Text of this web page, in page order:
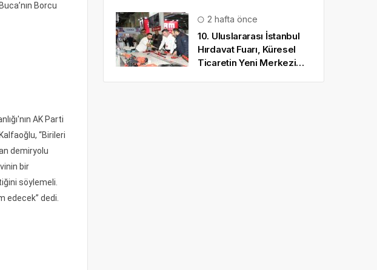
Borcu
AK Parti
“Birileri
demiryolu
bir
söylemeli.
edecek” dedi.
2 hafta önce
10. Uluslararası İstanbul
Hırdavat Fuarı, Küresel
Ticaretin Yeni Merkezi